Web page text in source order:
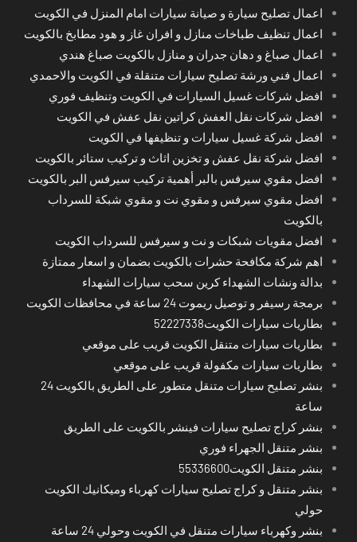
اعمال تصليح سيارة و صيانة سيارات امام المنزل في الكويت
اعمال تنظيف طباخات منازل و افران غاز و هود مطابخ بالكويت
اعمال صباغ و دهان جدران و منازل بالكويت صباغ هندي
اعمال فني ورشة تصليح سيارات متنقلة في الكويت والاحمدي
افضل شركات غسيل السيارات في الكويت وتنظيف فوري
افضل شركات نقل العفش كراتين نقل عفش في الكويت
افضل شركة غسيل سيارات و تنظيفها في الكويت
افضل شركة نقل عفش و تخزين اثاث و تركيب ستائر بالكويت
افضل مقوي سيرفس بالبر أهمية تركيب سيرفس البر بالكويت
افضل مقوي سيرفس و مقوي نت و مقوي شبكة للسرداب
بالكويت
افضل مقويات شبكات و نت و سيرفس للسرداب الكويت
اهم شركة مكافحة حشرات بالكويت بضمان و اسعار ممتازة
بدالة ونشات الشهداء كرين سحب سيارات الشهداء
برمجة رسيفر و توصيل ريموت 24 ساعة في محافظات الكويت
بطاريات سيارات الكويت52227338
بطاريات سيارات متنقل الكويت قريب على موقعي
بطاريات سيارات مكفولة قريب على موقعي
بنشر تصليح سيارات متنقل متطور على الطريق بالكويت 24
ساعة
بنشر كراج تصليح سيارات فينشر بالكويت على الطريق
بنشر متنقل الجهراء فوري
بنشر متنقل الكويت55336600
بنشر متنقل و كراج تصليح سيارات كهرباء وميكانيك الكويت
حولي
بنشر وكهرباء سيارات متنقل في الكويت وحولي 24 ساعة